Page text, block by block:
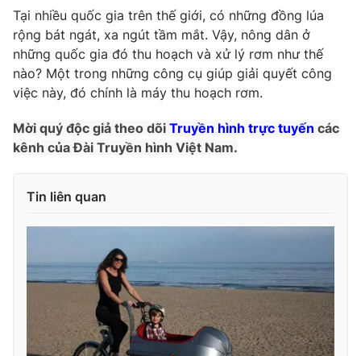
Thế giới đó đây
Câu chuyện quốc tế
Tài chính
Thị trường
Góc doanh nghiệp
Dữ liệu và đời sống
Truyền hình
Phim VTV
Nhân vật
Khán giả
Giải sao mai
Giải trí
Đời sống
Du lịch
Chất lượng cuộc sống
Tuyển sinh
Học trực tuyến
Công nghệ
Hitech Công nghệ tương lai
Sản phẩm
Giao lưu trực tuyến
Tại nhiều quốc gia trên thế giới, có những đồng lúa
rộng bát ngát, xa ngút tầm mắt. Vậy, nông dân ở
những quốc gia đó thu hoạch và xử lý rơm như thế
nào? Một trong những công cụ giúp giải quyết công
việc này, đó chính là máy thu hoạch rơm.
Mời quý độc giả theo dõi Truyền hình trực tuyến các
kênh của Đài Truyền hình Việt Nam.
Tin liên quan